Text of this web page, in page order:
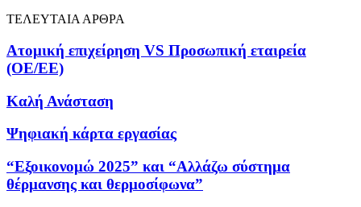
ΤΕΛΕΥΤΑΙΑ ΑΡΘΡΑ
Ατομική επιχείρηση VS Προσωπική εταιρεία
(OE/EE)
Καλή Ανάσταση
Ψηφιακή κάρτα εργασίας
“Εξοικονομώ 2025” και “Αλλάζω σύστημα
θέρμανσης και θερμοσίφωνα”